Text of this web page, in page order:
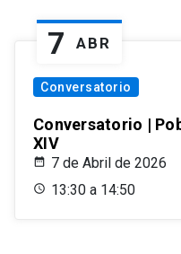
7 ABR
Conversatorio
Conversatorio |
XIV
7 de Abril de 2026
13:30 a 14:50